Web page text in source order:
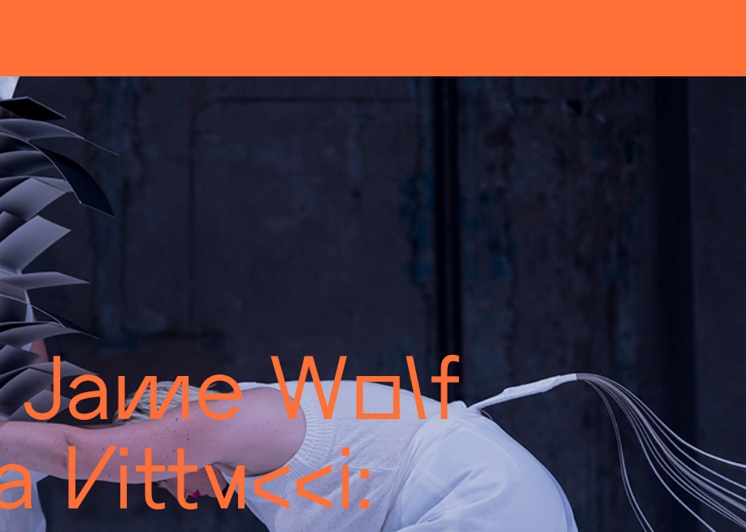
Jame Wolf
Vittucci: